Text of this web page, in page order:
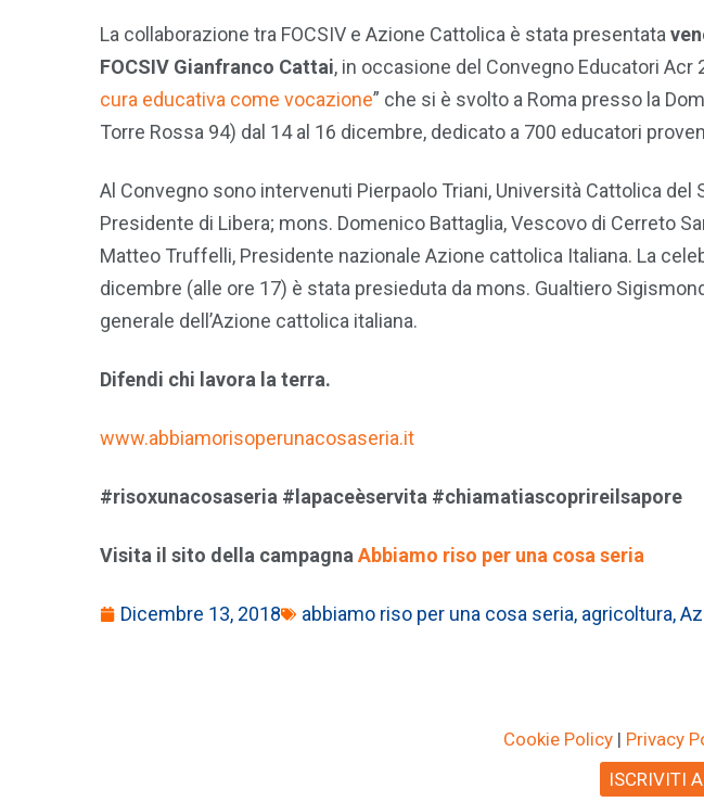
La collaborazione tra FOCSIV e Azione Cattolica è stata presentata
FOCSIV Gianfranco Cattai, in occasione del Convegno Educatori Acr
cura educativa come vocazione” che si è svolto a Roma presso la
Torre Rossa 94) dal 14 al 16 dicembre, dedicato a 700 educatori
Al Convegno sono intervenuti Pierpaolo Triani, Università Cattolica del
Presidente di Libera; mons. Domenico Battaglia, Vescovo di Cerreto
Matteo Truffelli, Presidente nazionale Azione cattolica Italiana. La
dicembre (alle ore 17) è stata presieduta da mons. Gualtiero
generale dell’Azione cattolica italiana.
Difendi chi lavora la terra.
www.abbiamorisoperunacosaseria.it
#risoxunacosaseria #lapaceèservita #chiamatiascoprireilsapore
Visita il sito della campagnaAbbiamo riso per una cosa seria
Dicembre 13, 2018 abbiamo riso per una cosa seria, agricoltura,
Cookie Policy | Privacy
ISCRIVITI